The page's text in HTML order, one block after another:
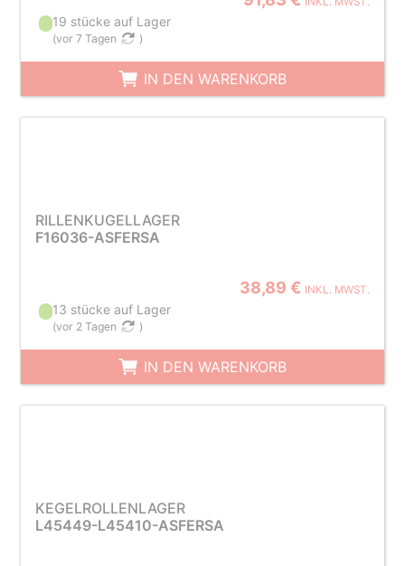
19 stücke auf Lager
(vor 7 Tagen )
IN DEN WARENKORB
RILLENKUGELLAGER
F16036-ASFERSA
38,89 € INKL. MWST.
13 stücke auf Lager
(vor 2 Tagen )
IN DEN WARENKORB
KEGELROLLENLAGER
L45449-L45410-ASFERSA